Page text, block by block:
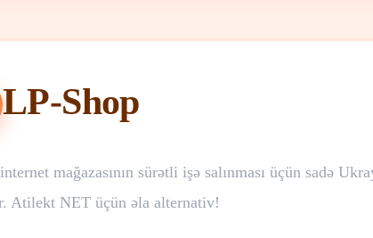
LP-Shop
mağazasının sürətli işə salınması üçün sadə
Atilekt NET üçün əla alternativ!